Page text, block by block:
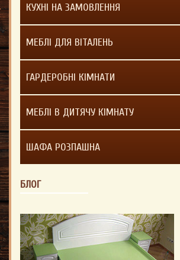
КУХНІ НА ЗАМОВЛЕННЯ
МЕБЛІ ДЛЯ ВІТАЛЕНЬ
ГАРДЕРОБНІ КІМНАТИ
МЕБЛІ В ДИТЯЧУ КІМНАТУ
ШАФА РОЗПАШНА
БЛОГ